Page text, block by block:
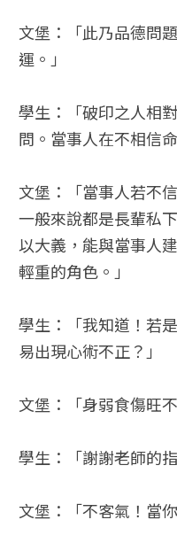
文堡：「此乃品德問
運。」
學生：「破印之人相
問。當事人在不相信
文堡：「當事人若不
一般來說都是長輩私
以大義，能與當事人
輕重的角色。」
學生：「我知道！若
易出現心術不正？」
文堡：「身弱食傷旺
學生：「謝謝老師的
文堡：「不客氣！當